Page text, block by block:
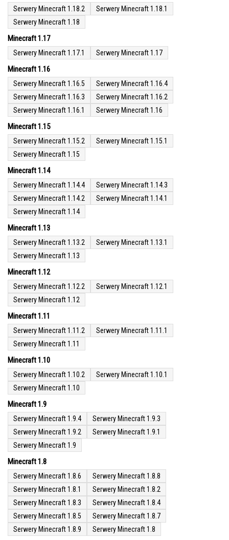
Serwery Minecraft 1.18.2
Serwery Minecraft 1.18.1
Serwery Minecraft 1.18
Minecraft 1.17
Serwery Minecraft 1.17.1 Serwery Minecraft 1.17
Minecraft 1.16
Serwery Minecraft 1.16.5
Serwery Minecraft 1.16.4
Serwery Minecraft 1.16.3
Serwery Minecraft 1.16.2
Serwery Minecraft 1.16.1
Serwery Minecraft 1.16
Minecraft 1.15
Serwery Minecraft 1.15.2
Serwery Minecraft 1.15.1
Serwery Minecraft 1.15
Minecraft 1.14
Serwery Minecraft 1.14.4
Serwery Minecraft 1.14.3
Serwery Minecraft 1.14.2
Serwery Minecraft 1.14.1
Serwery Minecraft 1.14
Minecraft 1.13
Serwery Minecraft 1.13.2
Serwery Minecraft 1.13.1
Serwery Minecraft 1.13
Minecraft 1.12
Serwery Minecraft 1.12.2
Serwery Minecraft 1.12.1
Serwery Minecraft 1.12
Minecraft 1.11
Serwery Minecraft 1.11.2
Serwery Minecraft 1.11.1
Serwery Minecraft 1.11
Minecraft 1.10
Serwery Minecraft 1.10.2
Serwery Minecraft 1.10.1
Serwery Minecraft 1.10
Minecraft 1.9
Serwery Minecraft 1.9.4
Serwery Minecraft 1.9.3
Serwery Minecraft 1.9.2
Serwery Minecraft 1.9.1
Serwery Minecraft 1.9
Minecraft 1.8
Serwery Minecraft 1.8.6
Serwery Minecraft 1.8.8
Serwery Minecraft 1.8.1
Serwery Minecraft 1.8.2
Serwery Minecraft 1.8.3
Serwery Minecraft 1.8.4
Serwery Minecraft 1.8.5
Serwery Minecraft 1.8.7
Serwery Minecraft 1.8.9
Serwery Minecraft 1.8